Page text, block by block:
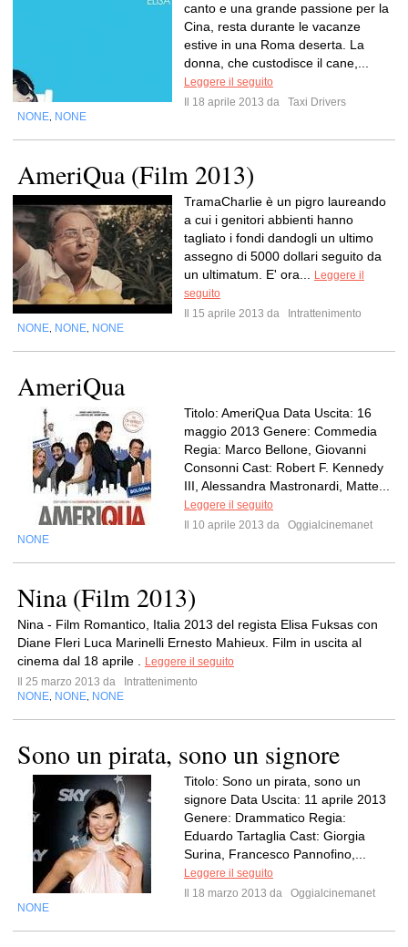
canto e una grande passione per la
Cina, resta durante le vacanze
estive in una Roma deserta. La
donna, che custodisce il cane,...
Leggere il seguito
Il 18 aprile 2013 da
Taxi Drivers
NONE NONE
AmeriQua (Film 2013)
TramaCharlie è un pigro laureando
a cui i genitori abbienti hanno
tagliato i fondi dandogli un ultimo
assegno di 5000 dollari seguito da
un ultimatum. E' ora...
Leggere il
seguito
Il 15 aprile 2013 da
Intrattenimento
NONE NONE NONE
AmeriQua
Titolo: AmeriQua Data Uscita: 16
maggio 2013 Genere: Commedia
Regia: Marco Bellone, Giovanni
Consonni Cast: Robert F. Kennedy
III, Alessandra Mastronardi, Matte...
Leggere il seguito
Il 10 aprile 2013 da
Oggialcinemanet
NONE
Nina (Film 2013)
Nina - Film Romantico, Italia 2013 del regista Elisa Fuksas con
Diane Fleri Luca Marinelli Ernesto Mahieux. Film in uscita al
cinema dal 18 aprile .
Leggere il seguito
Il 25 marzo 2013 da
Intrattenimento
NONE NONE NONE
Sono un pirata, sono un signore
Titolo: Sono un pirata, sono un
signore Data Uscita: 11 aprile 2013
Genere: Drammatico Regia:
Eduardo Tartaglia Cast: Giorgia
Surina, Francesco Pannofino,...
Leggere il seguito
Il 18 marzo 2013 da
Oggialcinemanet
NONE